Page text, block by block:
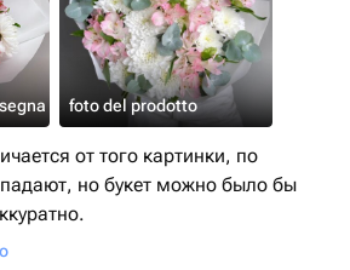
foto del prodotto
от того картинки, по
но букет можно было бы